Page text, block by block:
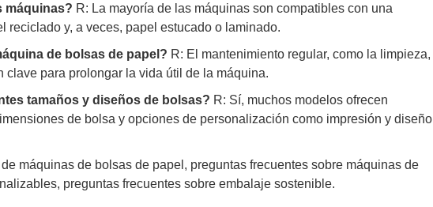
máquinas? R: La mayoría de las máquinas son compatibles con una
y, a veces, papel estucado o laminado.
de bolsas de papel? R: El mantenimiento regular, como la limpieza,
para prolongar la vida útil de la máquina.
tamaños y diseños de bolsas? R: Sí, muchos modelos ofrecen
de bolsa y opciones de personalización como impresión y diseño
máquinas de bolsas de papel, preguntas frecuentes sobre máquinas de
preguntas frecuentes sobre embalaje sostenible.